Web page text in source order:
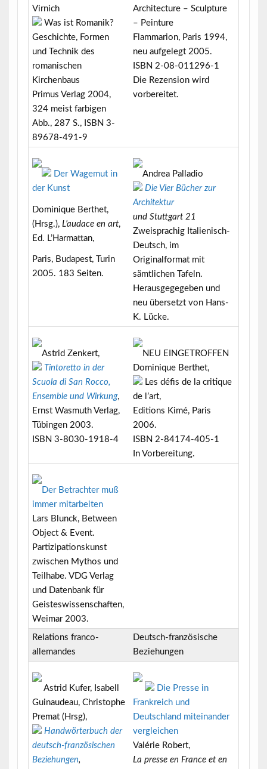
Virnich
Was ist Romanik?
Geschichte, Formen
und Technik des
romanischen
Kirchenbaus
Primus Verlag 2004,
324 meist farbigen
Abb., 287 S., ISBN 3-
89678-491-9
Architecture – Sculpture
– Peinture
Flammarion, Paris 1994,
neu aufgelegt 2005.
ISBN 2-08-011296-1
Die Rezension wird
vorbereitet.
Der Wagemut in
der Kunst
Dominique Berthet,
(Hrsg.), L’audace en art,
Ed. L’Harmattan,
Paris, Budapest, Turin
2005. 183 Seiten.
Andrea Palladio
Die Vier Bücher zur
Architektur
und Stuttgart 21
Zweisprachig Italienisch-
Deutsch, im
Originalformat mit
sämtlichen Tafeln.
Herausgegegeben und
neu übersetzt von Hans-
K. Lücke.
Astrid Zenkert,
Tintoretto in der
Scuola di San Rocco,
Ensemble und Wirkung,
Ernst Wasmuth Verlag,
Tübingen 2003.
ISBN 3-8030-1918-4
NEU EINGETROFFEN
Dominique Berthet,
Les défis de la critique
de l’art,
Editions Kimé, Paris
2006.
ISBN 2-84174-405-1
In Vorbereitung.
Der Betrachter muß
immer mitarbeiten
Lars Blunck, Between
Object & Event.
Partizipationskunst
zwischen Mythos und
Teilhabe. VDG Verlag
und Datenbank für
Geisteswissenschaften,
Weimar 2003.
Relations franco-
allemandes
Deutsch-französische
Beziehungen
Astrid Kufer, Isabell
Guinaudeau, Christophe
Premat (Hrsg),
Handwörterbuch der
deutsch-französischen
Beziehungen,
Die Presse in
Frankreich und
Deutschland miteinander
vergleichen
Valérie Robert,
La presse en France et en